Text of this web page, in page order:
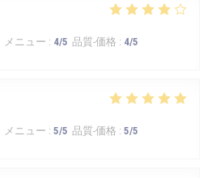
メニュー : 4/5 品質-価格 : 4/5
メニュー : 5/5 品質-価格 : 5/5